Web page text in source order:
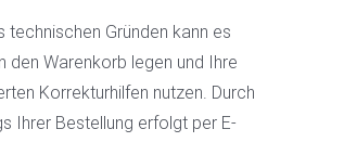
technischen Gründen kann es
den Warenkorb legen und Ihre
Korrekturhilfen nutzen. Durch
Ihrer Bestellung erfolgt per E-